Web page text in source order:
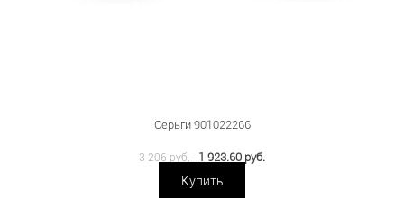
Серьги 901022266
3 206 руб. 1 923.60 руб.
Купить